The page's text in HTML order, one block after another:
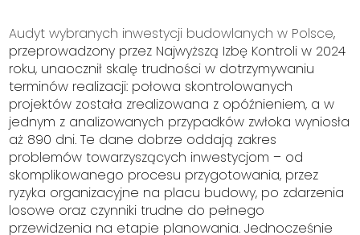
Audyt wybranych inwestycji budowlanych w Polsce,
przeprowadzony przez Najwyższą Izbę Kontroli w 2024
roku, unaocznił skalę trudności w dotrzymywaniu
terminów realizacji: połowa skontrolowanych
projektów została zrealizowana z opóźnieniem, a w
jednym z analizowanych przypadków zwłoka wyniosła
aż 890 dni. Te dane dobrze oddają zakres
problemów towarzyszących inwestycjom – od
skomplikowanego procesu przygotowania, przez
ryzyka organizacyjne na placu budowy, po zdarzenia
losowe oraz czynniki trudne do pełnego
przewidzenia na etapie planowania. Jednocześnie